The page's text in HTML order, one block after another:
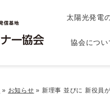
太陽光発電
協会につい
» お知らせ » 新理事 並びに 新役員